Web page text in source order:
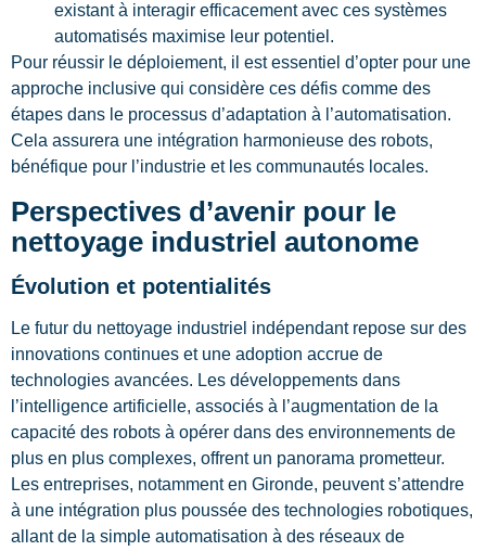
existant à interagir efficacement avec ces systèmes
automatisés maximise leur potentiel.
Pour réussir le déploiement, il est essentiel d’opter pour une
approche inclusive qui considère ces défis comme des
étapes dans le processus d’adaptation à l’automatisation.
Cela assurera une intégration harmonieuse des robots,
bénéfique pour l’industrie et les communautés locales.
Perspectives d’avenir pour le
nettoyage industriel autonome
Évolution et potentialités
Le futur du nettoyage industriel indépendant repose sur des
innovations continues et une adoption accrue de
technologies avancées. Les développements dans
l’intelligence artificielle, associés à l’augmentation de la
capacité des robots à opérer dans des environnements de
plus en plus complexes, offrent un panorama prometteur.
Les entreprises, notamment en Gironde, peuvent s’attendre
à une intégration plus poussée des technologies robotiques,
allant de la simple automatisation à des réseaux de